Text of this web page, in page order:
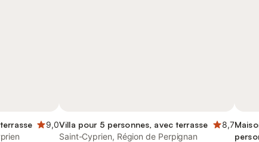
9,0Villa pour 5 personnes, avec terrasse
8,7
Saint-Cyprien, Région de Perpignan